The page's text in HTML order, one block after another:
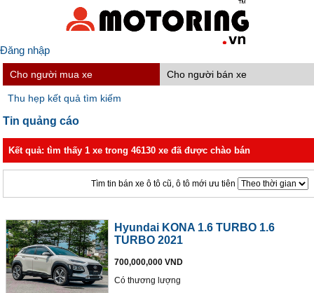
Đăng nhập
Cho người mua xe Cho người bán xe
Thu hẹp kết quả tìm kiếm
Tin quảng cáo
Kết quả: tìm thấy 1 xe trong 46130 xe đã được chào bán
Tìm tin bán xe ô tô cũ, ô tô mới ưu tiên
Hyundai KONA 1.6 TURBO 1.6
TURBO 2021
700,000,000 VND
Có thương lượng